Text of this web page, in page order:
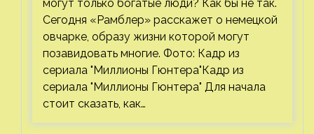
могут только богатые люди? Как бы не так.
Сегодня «Рамблер» расскажет о немецкой
овчарке, образу жизни которой могут
позавидовать многие. Фото: Кадр из
сериала "Миллионы Гюнтера"Кадр из
сериала "Миллионы Гюнтера" Для начала
стоит сказать, как…